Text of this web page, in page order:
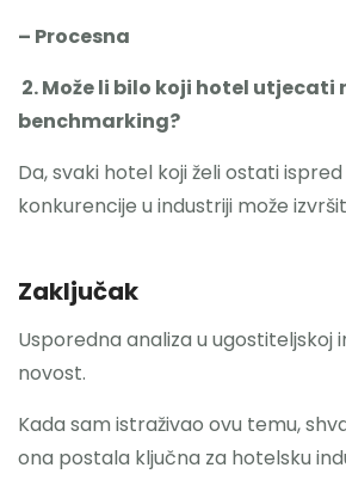
– Procesna
2. Može li bilo koji hotel utjecati
benchmarking?
Da, svaki hotel koji želi ostati
konkurencije u industriji može
Zaključak
Usporedna analiza u ugostiteljskoj
novost.
Kada sam istraživao ovu temu,
ona postala ključna za hotelsku